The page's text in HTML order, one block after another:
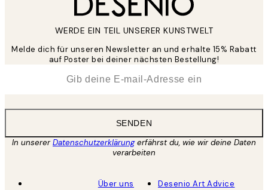
WERDE EIN TEIL UNSERER KUNSTWELT
Melde dich für unseren Newsletter an und erhalte 15% Rabatt
auf Poster bei deiner nächsten Bestellung!
SENDEN
In unsererDatenschutzerklärungerfährst du, wie wir deine Daten
verarbeiten
Über uns
Desenio Art Advice